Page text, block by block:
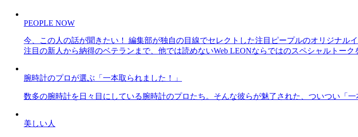
PEOPLE NOW
今、この人の話が聞きたい！ 編集部が独自の目線でセレクトした注目ピープルのオリジナル
注目の新人から納得のベテランまで、他では読めないWeb LEONならではのスペシャルトーク
腕時計のプロが選ぶ「一本取られました！」
数多の腕時計を日々目にしている腕時計のプロたち。そんな彼らが魅了された、ついつい「
美しい人